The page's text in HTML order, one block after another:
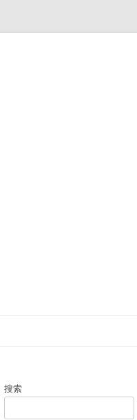
搜索